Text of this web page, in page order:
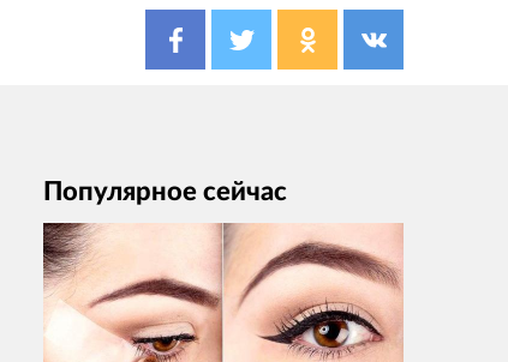
Популярное сейчас